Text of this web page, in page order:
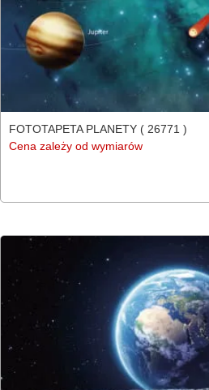
FOTOTAPETA PLANETY ( 26771 )
Cena zależy od wymiarów